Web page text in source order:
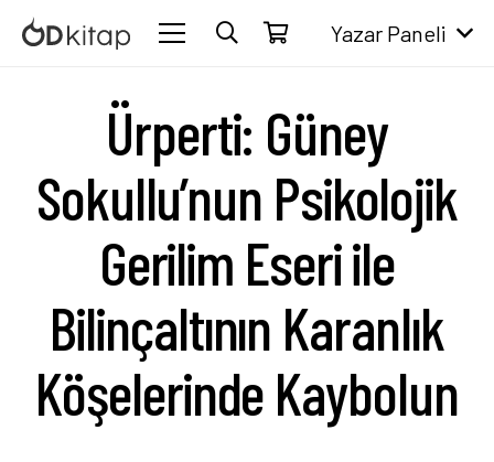
Yazar Paneli
Ürperti: Güney
Sokullu’nun Psikolojik
Gerilim Eseri ile
Bilinçaltının Karanlık
Köşelerinde Kaybolun